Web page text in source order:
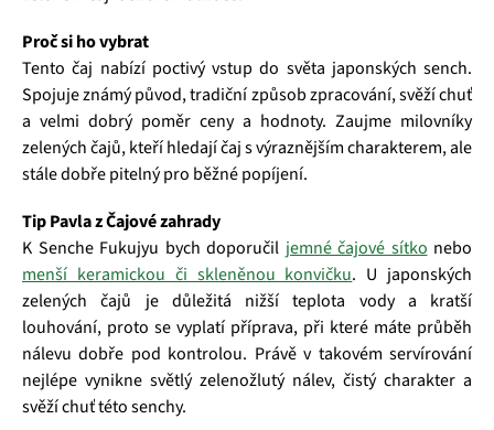
Proč si ho vybrat
Tento čaj nabízí poctivý vstup do světa japonských sench.
Spojuje známý původ, tradiční způsob zpracování, svěží chuť
a velmi dobrý poměr ceny a hodnoty. Zaujme milovníky
zelených čajů, kteří hledají čaj s výraznějším charakterem, ale
stále dobře pitelný pro běžné popíjení.
Tip Pavla z Čajové zahrady
K Senche Fukujyu bych doporučil jemné čajové sítko nebo
menší keramickou či skleněnou konvičku. U japonských
zelených čajů je důležitá nižší teplota vody a kratší
louhování, proto se vyplatí příprava, při které máte průběh
nálevu dobře pod kontrolou. Právě v takovém servírování
nejlépe vynikne světlý zelenožlutý nálev, čistý charakter a
svěží chuť této senchy.